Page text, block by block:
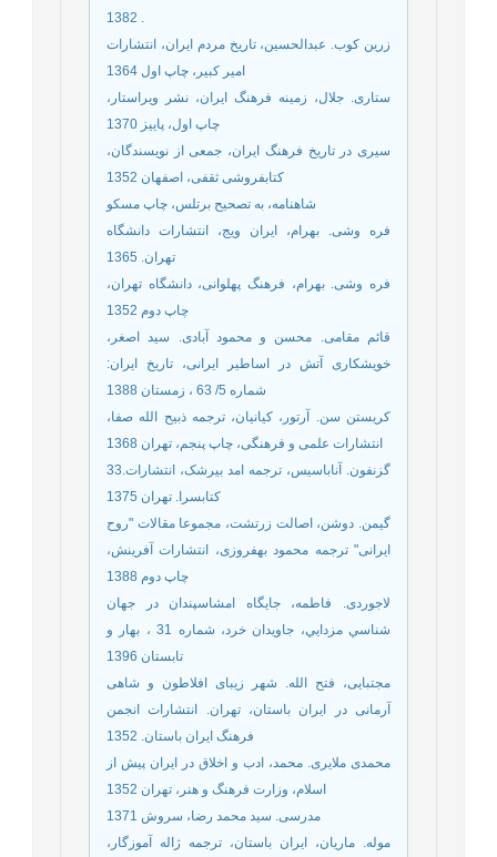
1382 .
زرین کوب. عبدالحسین، تاریخ مردم ایران، انتشارات
امیر کبیر، چاپ اول 1364
ستاری. جلال، زمینه فرهنگ ایران، نشر ویراستار،
چاپ اول، پاییز 1370
سیری در تاریخ فرهنگ ایران، جمعی از نویسندگان،
کتابفروشی ثقفی، اصفهان 1352
شاهنامه، به تصحیح برتلس، چاپ مسکو
فره وشی. بهرام، ایران ویج، انتشارات دانشگاه
تهران. 1365
فره وشی. بهرام، فرهنگ پهلوانی، دانشگاه تهران،
چاپ دوم 1352
قائم مقامی. محسن و محمود آبادی. سید اصغر،
خویشکاری آتش در اساطیر ایرانی، تاریخ ایران:
شماره 5/ 63 ، زمستان 1388
کریستن سن. آرتور، کیانیان، ترجمه ذبیح الله صفا،
انتشارات علمی و فرهنگی، چاپ پنجم، تهران 1368
33.گزنفون. آناباسیس، ترجمه امد بیرشک، انتشارات
کتابسرا. تهران 1375
گیمن. دوشن، اصالت زرتشت، مجموعا مقالات "روح
ایرانی" ترجمه محمود بهفروزی، انتشارات آفرینش،
چاپ دوم 1388
لاجوردی. فاطمه، جایگاه امشاسپندان در جهان
شناسي مزدایي، جاویدان خرد، شماره 31 ، بهار و
تابستان 1396
مجتبایی، فتح الله. شهر زیبای افلاطون و شاهی
آرمانی در ایران باستان، تهران. انتشارات انجمن
فرهنگ ایران باستان. 1352
محمدی ملایری. محمد، ادب و اخلاق در ایران پیش از
اسلام، وزارت فرهنگ و هنر، تهران 1352
مدرسی. سید محمد رضا، سروش 1371
موله. ماریان، ایران باستان، ترجمه ژاله آموزگار،